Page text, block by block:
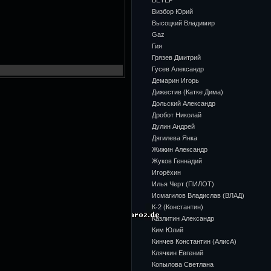
Визбор Юрий
Высоцкий Владимир
Gaz
Гия
Грязев Дмитрий
Гусев Александр
Демарин Игорь
Дижестив (Катке Дима)
Дольский Александр
Дробот Николай
Дулин Андрей
Дягилева Янка
Жижин Александр
Жуков Геннадий
Игорёхин
Илья Черт (ПИЛОТ)
Исмагилов Владислав (ВЛАД)
К-2 (Константин)
Казлитин Александр
Ким Юлий
Кинчев Константин (АлисА)
Клячкин Евгений
Копылова Светлана